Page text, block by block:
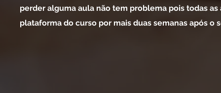
perder alguma aula não tem problema pois todas
plataforma do curso por mais duas semanas após o